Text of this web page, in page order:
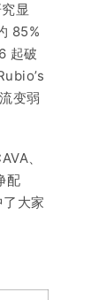
显
85%
起破
变弱
、
配
大家